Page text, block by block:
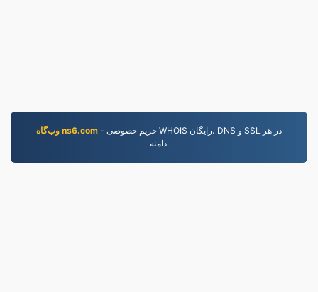
وب‌گاه ns6.com - حریم خصوصی WHOIS رایگان، DNS و SSL در هر
دامنه.